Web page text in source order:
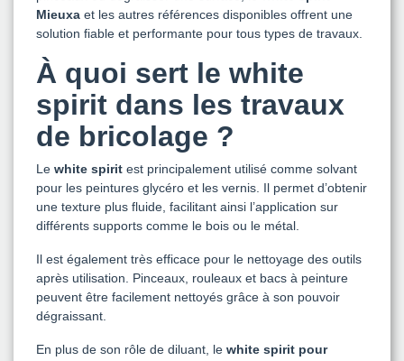
Mieuxa et les autres références disponibles offrent une
solution fiable et performante pour tous types de travaux.
À quoi sert le white
spirit dans les travaux
de bricolage ?
Le white spirit est principalement utilisé comme solvant
pour les peintures glycéro et les vernis. Il permet d’obtenir
une texture plus fluide, facilitant ainsi l’application sur
différents supports comme le bois ou le métal.
Il est également très efficace pour le nettoyage des outils
après utilisation. Pinceaux, rouleaux et bacs à peinture
peuvent être facilement nettoyés grâce à son pouvoir
dégraissant.
En plus de son rôle de diluant, le white spirit pour